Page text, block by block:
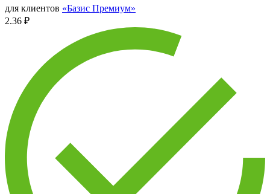
для клиентов «Базис Премиум»
2.36 ₽